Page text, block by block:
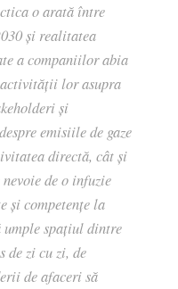
o arată între
și realitatea
a companiilor abia
lor asupra
și
emisiile de gaze
directă, cât și
de o infuzie
și competențe la
spațiul dintre
de zi cu zi, de
de afaceri să